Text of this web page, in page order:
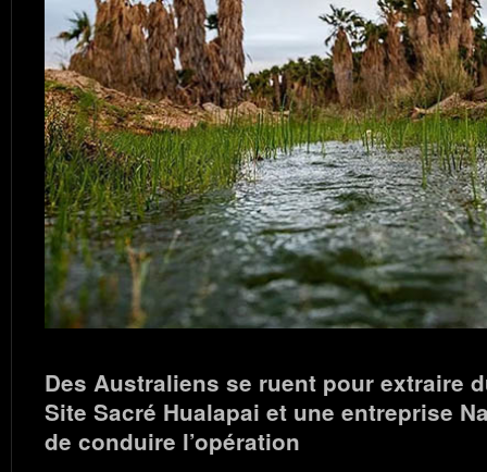
Des Australiens se ruent pour extraire
Site Sacré Hualapai et une entreprise
de conduire l’opération